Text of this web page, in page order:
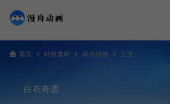
首页 特效素材 攻击特效 正文
白衣奇袭